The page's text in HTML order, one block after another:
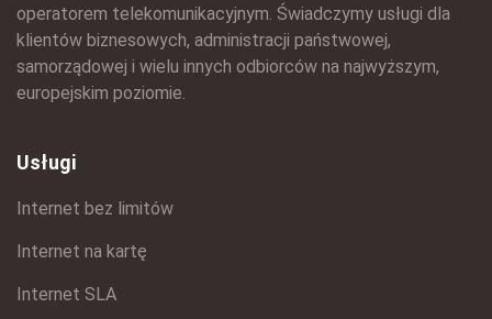
operatorem telekomunikacyjnym. Świadczymy usługi dla
klientów biznesowych, administracji państwowej,
samorządowej i wielu innych odbiorców na najwyższym,
europejskim poziomie.
Usługi
Internet bez limitów
Internet na kartę
Internet SLA